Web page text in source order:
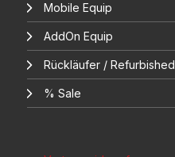
Mobile Equip
AddOn Equip
Rückläufer / Refurbished
% Sale